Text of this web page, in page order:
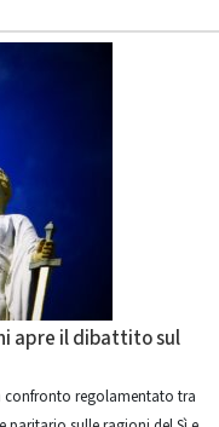
apre il dibattito sul
confronto regolamentato tra